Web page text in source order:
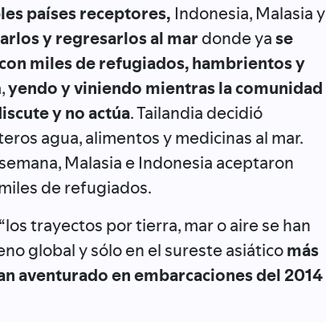
países receptores, Indonesia, Malasia y
y regresarlos al mardonde ya se
miles de refugiados, hambrientos y
yendo y viniendo mientras la comunidad
y no actúa. Tailandia decidió
agua, alimentos y medicinas al mar.
Malasia e Indonesia aceptaron
de refugiados.
trayectos por tierra, mar o aire se han
global y sólo en el sureste asiáticomás
aventurado en embarcaciones del 2014